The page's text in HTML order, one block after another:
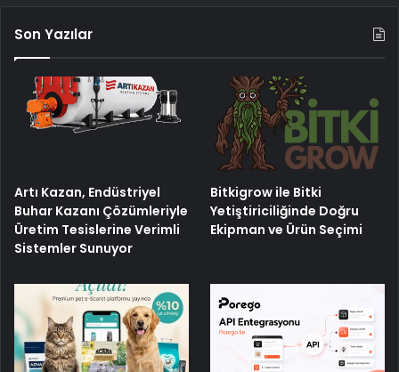
Son Yazılar
Artı Kazan, Endüstriyel
Buhar Kazanı Çözümleriyle
Üretim Tesislerine Verimli
Sistemler Sunuyor
Bitkigrow ile Bitki
Yetiştiriciliğinde Doğru
Ekipman ve Ürün Seçimi